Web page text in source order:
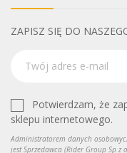
ZAPISZ SIĘ DO
Potwierdzam, że
sklepu internetowego.
Administratorem danych
jest Sprzedawca (Rider Group Sp